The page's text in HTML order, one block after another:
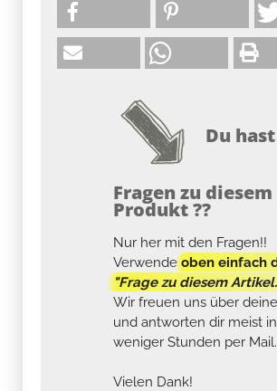
Du
Fragen zu diesem
Produkt ??
Nur her mit den Fragen!!
Verwendeoben einfach
"Frage zu diesem
Wir freuen uns über
und antworten dir meist
weniger Stunden per
Vielen Dank!